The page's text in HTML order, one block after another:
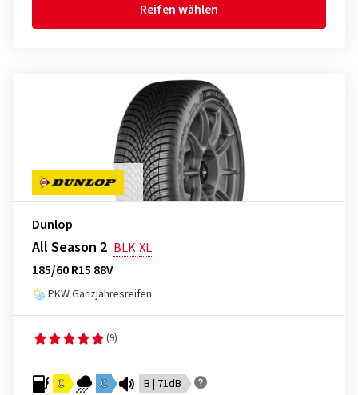
Reifen wählen
Dunlop
All Season 2 BLKXL
185/60 R15 88V
PKW Ganzjahresreifen
(9)
C C B | 71dB